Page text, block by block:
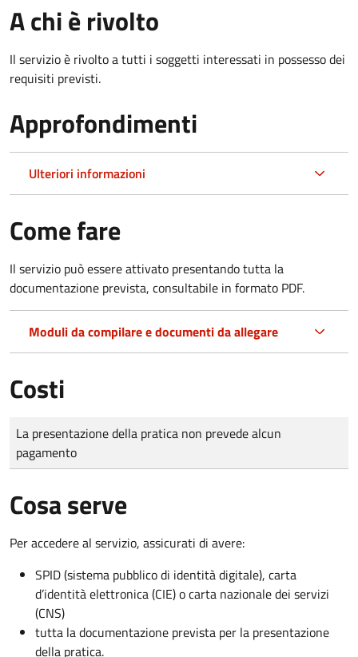
A chi è rivolto
Il servizio è rivolto a tutti i soggetti interessati in possesso dei
requisiti previsti.
Approfondimenti
Ulteriori informazioni
Come fare
Il servizio può essere attivato presentando tutta la
documentazione prevista, consultabile in formato PDF.
Moduli da compilare e documenti da allegare
Costi
Tipo di pagamento
Importo
La presentazione della pratica non prevede alcun
pagamento
Cosa serve
Per accedere al servizio, assicurati di avere:
SPID (sistema pubblico di identità digitale), carta
d’identità elettronica (CIE) o carta nazionale dei servizi
(CNS)
tutta la documentazione prevista per la presentazione
della pratica.